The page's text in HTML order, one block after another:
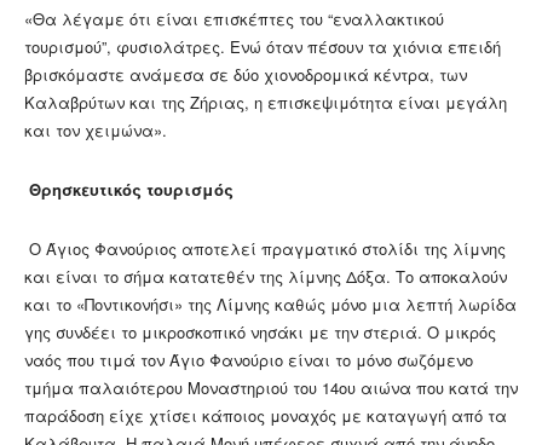
«Θα λέγαμε ότι είναι επισκέπτες του “εναλλακτικού
τουρισμού”, φυσιολάτρες. Ενώ όταν πέσουν τα χιόνια επειδή
βρισκόμαστε ανάμεσα σε δύο χιονοδρομικά κέντρα, των
Καλαβρύτων και της Ζήριας, η επισκεψιμότητα είναι μεγάλη
και τον χειμώνα».
Θρησκευτικός τουρισμός
Ο Άγιος Φανούριος αποτελεί πραγματικό στολίδι της λίμνης
και είναι το σήμα κατατεθέν της λίμνης Δόξα. Τo αποκαλούν
και το «Ποντικονήσι» της Λίμνης καθώς μόνο μια λεπτή λωρίδα
γης συνδέει το μικροσκοπικό νησάκι με την στεριά. Ο μικρός
ναός που τιμά τον Άγιο Φανούριο είναι το μόνο σωζόμενο
τμήμα παλαιότερου Μοναστηριού του 14ου αιώνα που κατά την
παράδοση είχε χτίσει κάποιος μοναχός με καταγωγή από τα